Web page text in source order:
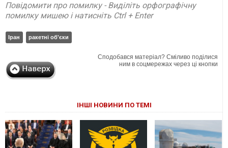
Повідомити про помилку - Виділіть орфографічну
помилку мишею і натисніть Ctrl + Enter
Іран ракетні об'єки
Сподобався матеріал? Сміливо поділися
ним в соцмережах через ці кнопки
ІНШІ НОВИНИ ПО ТЕМІ